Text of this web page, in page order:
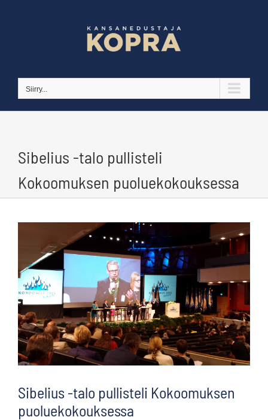
Siirry...
Sibelius -talo pullisteli
Kokoomuksen puoluekokouksessa
isompana
Sibelius -talo pullisteli Kokoomuksen
puoluekokouksessa